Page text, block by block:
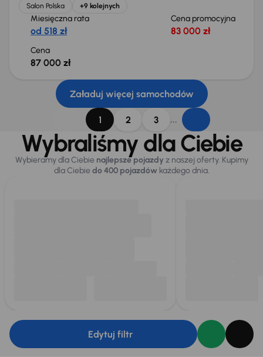
Salon Polska
+9 kolejnych
Miesięczna rata
od 518 zł
Cena promocyjna
83 000 zł
Cena
87 000 zł
Załaduj więcej samochodów
1 2 3 ...
Wybraliśmy dla Ciebie
Wybieramy dla Ciebie najlepsze pojazdy z naszej oferty. Kupimy
dla Ciebiedo 400 pojazdówkażdego dnia.
Edytuj filtr